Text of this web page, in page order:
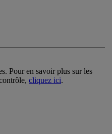
Pour en savoir plus sur les
cliquez ici.